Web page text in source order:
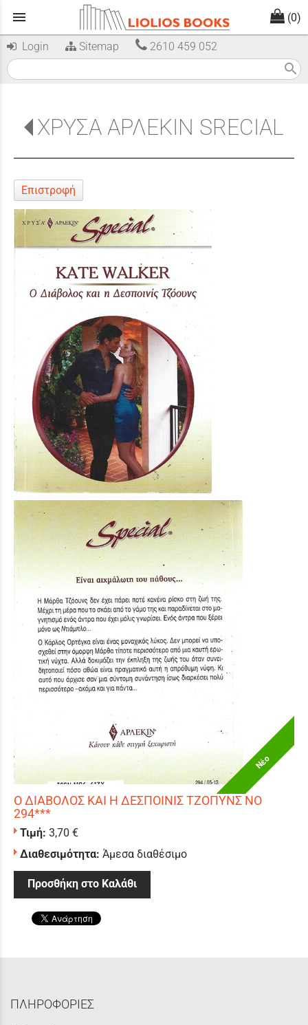
menu (0)
Login Sitemap 2610 459 052
search
ΧΡΥΣΑ ΑΡΛΕΚΙΝ SRECIAL
Επιστροφή
Νέο
Ο ΔΙΑΒΟΛΟΣ ΚΑΙ Η ΔΕΣΠΟΙΝΙΣ ΤΖΟΠΥΝΣ ΝΟ
294***
Τιμή: 3,70 €
Διαθεσιμότητα: Άμεσα διαθέσιμο
Προσθήκη στο Καλάθι
ΠΛΗΡΟΦΟΡΙΕΣ